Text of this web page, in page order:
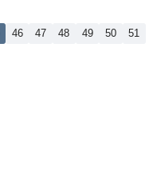
46 47 48 49 50 51